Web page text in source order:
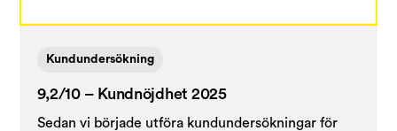
Kundundersökning
9,2/10 – Kundnöjdhet 2025
Sedan vi började utföra kundundersökningar för